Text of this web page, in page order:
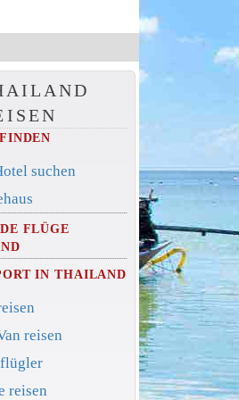
suchen
FLÜGE
IN THAILAND
reisen
reisen